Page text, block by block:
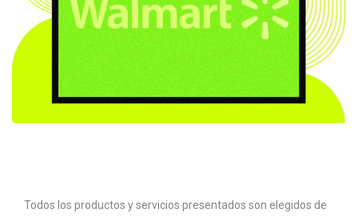
Todos los productos y servicios presentados son elegidos de